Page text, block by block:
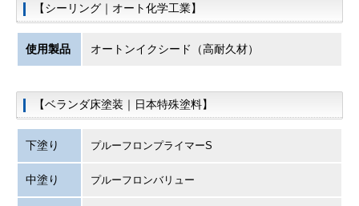
【シーリング｜オート化学工業】
使用製品 オートンイクシード（高耐久材）
【ベランダ床塗装｜日本特殊塗料】
下塗り プルーフロンプライマーS
中塗り プルーフロンバリュー